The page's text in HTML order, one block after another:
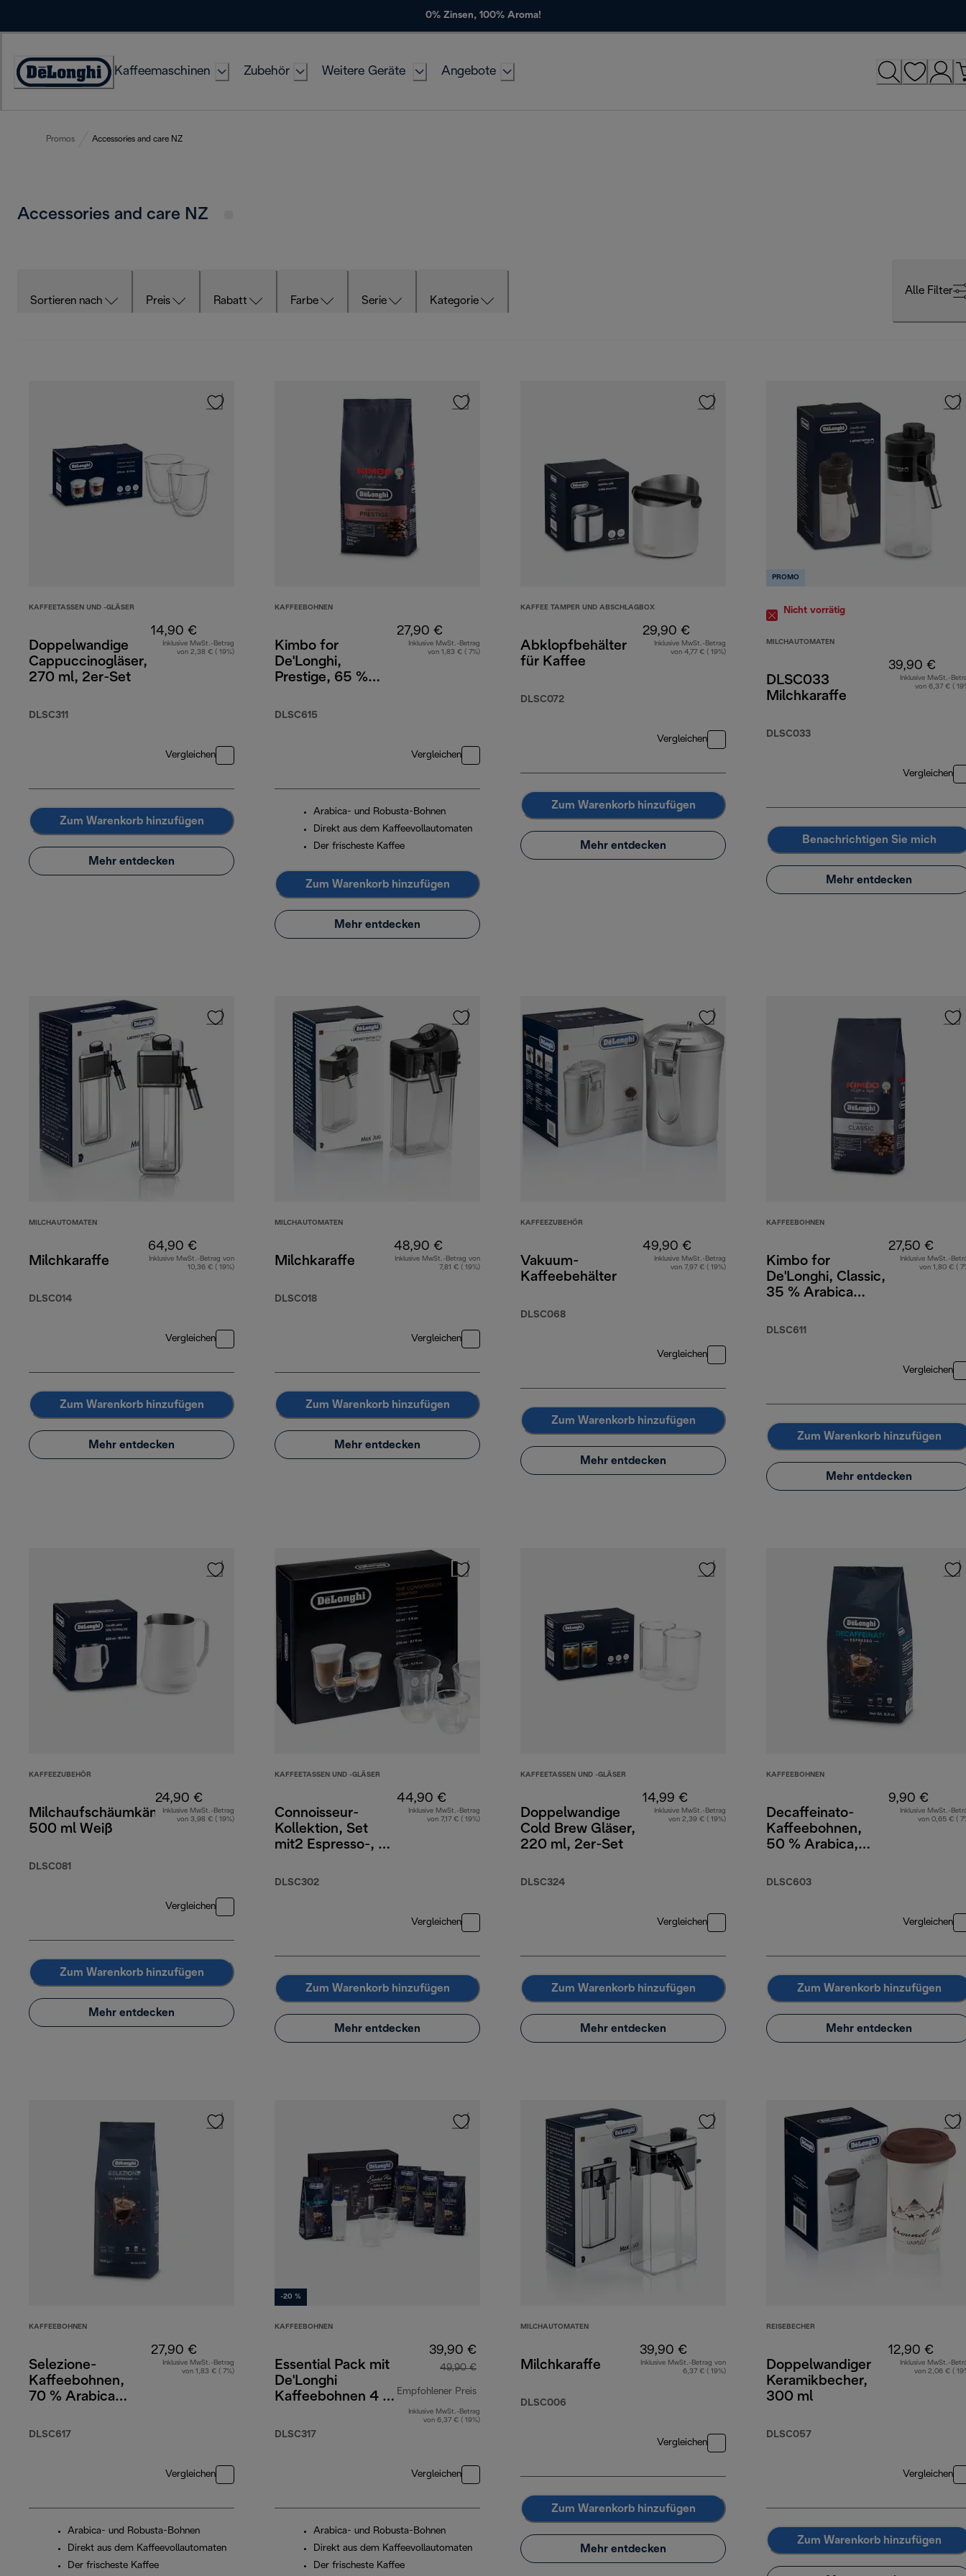
0% Zinsen, 100% Aroma!
Erklärung
Kaffeemaschinen Zubehör Weitere Geräte Angebote
Promos Accessories and care NZ
Accessories and care NZ
Sortieren nach Preis Rabatt Farbe Serie Kategorie
Alle Filter
KAFFEETASSEN UND -GLÄSER
Doppelwandige
Cappuccinogläser,
270 ml, 2er-Set
DLSC311
14,90 €
Inklusive MwSt.-Betrag
von 2,38 € ( 19%)
Vergleichen
Zum Warenkorb hinzufügen
Mehr entdecken
KAFFEEBOHNEN
Kimbo for
De'Longhi,
Prestige, 65 %
Robusta, 1 kg
DLSC615
27,90 €
Inklusive MwSt.-Betrag
von 1,83 € ( 7%)
Vergleichen
Arabica- und Robusta-Bohnen
Direkt aus dem Kaffeevollautomaten
Der frischeste Kaffee
Zum Warenkorb hinzufügen
Mehr entdecken
KAFFEE TAMPER UND ABSCHLAGBOX
Abklopfbehälter
für Kaffee
DLSC072
29,90 €
Inklusive MwSt.-Betrag
von 4,77 € ( 19%)
Vergleichen
Zum Warenkorb hinzufügen
Mehr entdecken
PROMO
Nicht vorrätig
MILCHAUTOMATEN
DLSC033
Milchkaraffe
DLSC033
39,90 €
Inklusive MwSt.-
von 6,37 € (
Vergleichen
Benachrichtigen Sie mich
Mehr entdecken
MILCHAUTOMATEN
Milchkaraffe
DLSC014
64,90 €
Inklusive MwSt.-Betrag von
10,36 € ( 19%)
Vergleichen
Zum Warenkorb hinzufügen
Mehr entdecken
MILCHAUTOMATEN
Milchkaraffe
DLSC018
48,90 €
Inklusive MwSt.-Betrag von
7,81 € ( 19%)
Vergleichen
Zum Warenkorb hinzufügen
Mehr entdecken
KAFFEEZUBEHÖR
Vakuum-
Kaffeebehälter
DLSC068
49,90 €
Inklusive MwSt.-Betrag
von 7,97 € ( 19%)
Vergleichen
Zum Warenkorb hinzufügen
Mehr entdecken
KAFFEEBOHNEN
Kimbo for
De'Longhi, Classic,
35 % Arabica
DLSC611
27,50 €
Inklusive MwSt.-
von 1,80 € (
Vergleichen
Zum Warenkorb hinzufügen
Mehr entdecken
KAFFEEZUBEHÖR
Milchaufschäumkännchen
500 ml Weiß
DLSC081
24,90 €
Inklusive MwSt.-Betrag
von 3,98 € ( 19%)
Vergleichen
Zum Warenkorb hinzufügen
Mehr entdecken
KAFFEETASSEN UND -GLÄSER
Connoisseur-
Kollektion, Set
mit2 Espresso-, 2
2 Latte Macchiato
DLSC302
44,90 €
Inklusive MwSt.-Betrag
von 7,17 € ( 19%)
Vergleichen
Zum Warenkorb hinzufügen
Mehr entdecken
KAFFEETASSEN UND -GLÄSER
Doppelwandige
Cold Brew Gläser,
220 ml, 2er-Set
DLSC324
14,99 €
Inklusive MwSt.-Betrag
von 2,39 € ( 19%)
Vergleichen
Zum Warenkorb hinzufügen
Mehr entdecken
KAFFEEBOHNEN
Decaffeinato-
Kaffeebohnen,
50 % Arabica,
250 g
DLSC603
9,90 €
Inklusive MwSt.-
von 0,65 € (
Vergleichen
Zum Warenkorb hinzufügen
Mehr entdecken
KAFFEEBOHNEN
Selezione-
Kaffeebohnen,
70 % Arabica
DLSC617
27,90 €
Inklusive MwSt.-Betrag
von 1,83 € ( 7%)
Vergleichen
Arabica- und Robusta-Bohnen
Direkt aus dem Kaffeevollautomaten
Der frischeste Kaffee
-20 %
KAFFEEBOHNEN
Essential Pack mit
De'Longhi
Kaffeebohnen 4 x
Cappuccino-
DLSC317
39,90 €
49,90 €
Empfohlener Preis
Originalpreis 49,90 €
Inklusive MwSt.-Betrag
von 6,37 € ( 19%)
Vergleichen
Arabica- und Robusta-Bohnen
Direkt aus dem Kaffeevollautomaten
Der frischeste Kaffee
MILCHAUTOMATEN
Milchkaraffe
DLSC006
39,90 €
Inklusive MwSt.-Betrag von
6,37 € ( 19%)
Vergleichen
Zum Warenkorb hinzufügen
Mehr entdecken
REISEBECHER
Doppelwandiger
Keramikbecher,
300 ml
DLSC057
12,90 €
Inklusive MwSt.-
von 2,06 € (
Vergleichen
Zum Warenkorb hinzufügen